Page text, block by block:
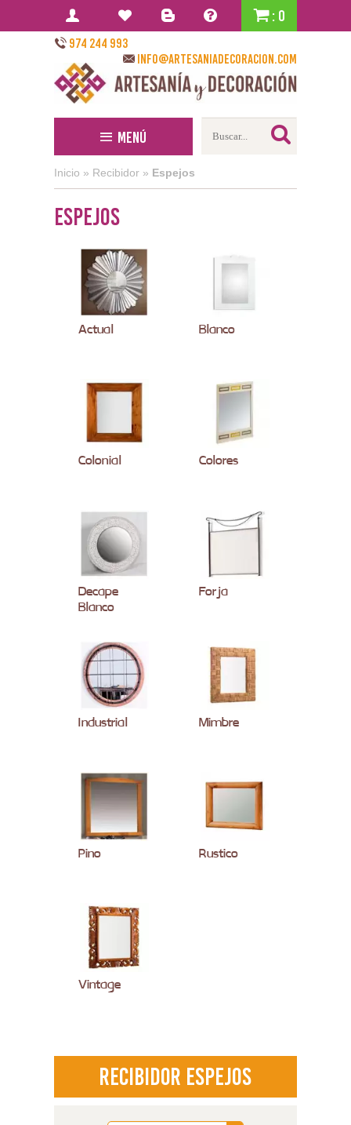
: 0
974 244 993
info@artesaniadecoracion.com
Menú
Inicio » Recibidor » Espejos
Espejos
Actual Blanco
Colonial Colores
Decape
Blanco
Forja
Industrial Mimbre
Pino Rustico
Vintage
Recibidor Espejos